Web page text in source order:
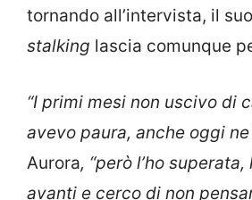
tornando all’intervista, il
stalking lascia comunque
“I primi mesi non uscivo di
avevo paura, anche oggi ne
Aurora, “però l’ho
avanti e cerco di non